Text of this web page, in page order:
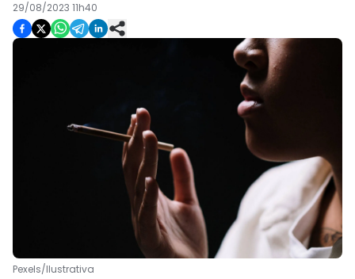
29/08/2023 11h40
Pexels/Ilustrativa